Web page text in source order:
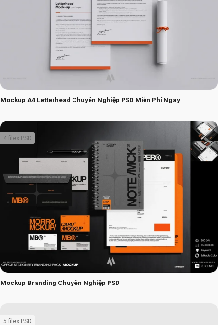
Mockup A4 Letterhead Chuyên Nghiệp PSD Miễn Phí Ngay
Mockup Branding Chuyên Nghiệp PSD
4 files PSD
5 files PSD